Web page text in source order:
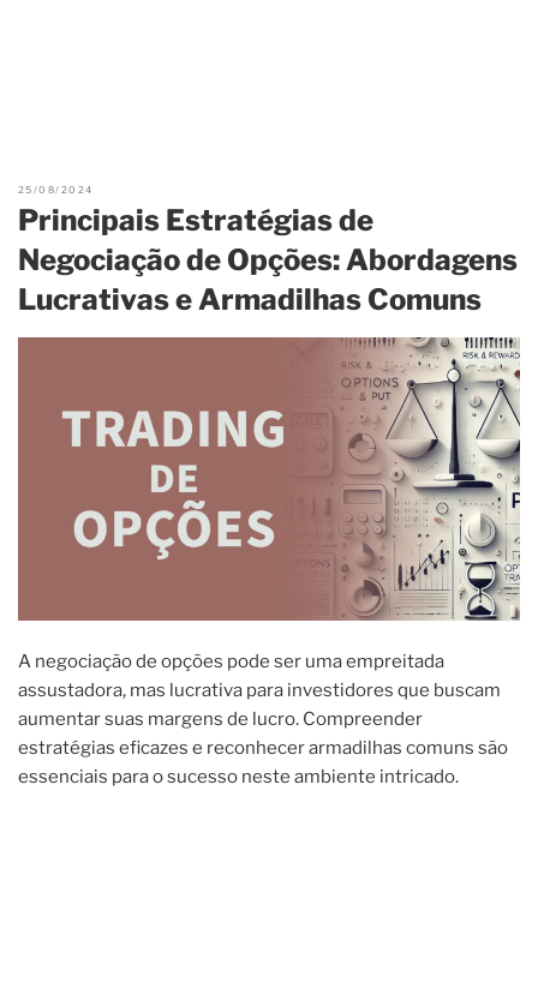
25/08/2024
Principais Estratégias de
Negociação de Opções: Abordagens
Lucrativas e Armadilhas Comuns
A negociação de opções pode ser uma empreitada
assustadora, mas lucrativa para investidores que buscam
aumentar suas margens de lucro. Compreender
estratégias eficazes e reconhecer armadilhas comuns são
essenciais para o sucesso neste ambiente intricado.